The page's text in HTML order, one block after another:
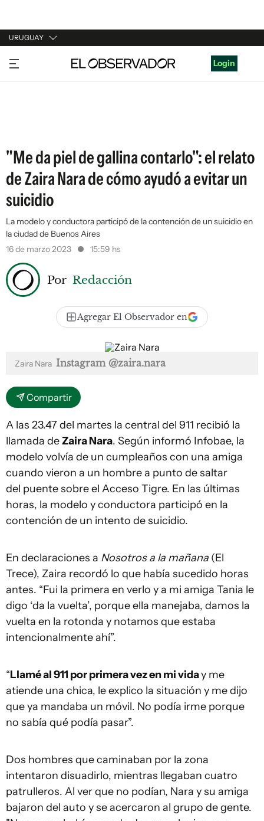
URUGUAY
URUGUAY
ARGENTINA
Login
"Me da piel de gallina contarlo": el relato
de Zaira Nara de cómo ayudó a evitar un
suicidio
La modelo y conductora participó de la contención de un suicidio en
la ciudad de Buenos Aires
16 de marzo 2023
15:59 hs
Por Redacción
Agregar El Observador en
Zaira Nara Instagram @zaira.nara
Compartir
A las 23.47 del martes la central del 911 recibió la
llamada deZaira Nara. Según informó Infobae, la
modelo volvía de un cumpleaños con una amiga
cuando vieron a un hombre a punto de saltar
del puente sobre el Acceso Tigre. En las últimas
horas, la modelo y conductora participó en la
contención de un intento de suicidio.
En declaraciones a Nosotros a la mañana (El
Trece), Zaira recordó lo que había sucedido horas
antes. “Fui la primera en verlo y a mi amiga Tania le
digo ‘da la vuelta’, porque ella manejaba, damos la
vuelta en la rotonda y notamos que estaba
intencionalmente ahí”.
“Llamé al 911 por primera vez en mi viday me
atiende una chica, le explico la situación y me dijo
que ya mandaba un móvil. No podía irme porque
no sabía qué podía pasar”.
Dos hombres que caminaban por la zona
intentaron disuadirlo, mientras llegaban cuatro
patrulleros. Al ver que no podían, Nara y su amiga
bajaron del auto y se acercaron al grupo de gente.